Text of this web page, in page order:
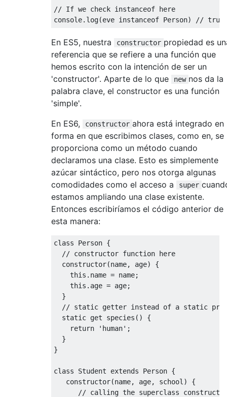
// If we check instanceof here
console. log(eve instanceof Person) // true
En ES5, nuestra constructor propiedad es
referencia que se refiere a una función que
hemos escrito con la intención de ser un
'constructor'. Aparte de lo que
new nos da la
palabra clave, el constructor es una función
'simple'.
En ES6,
constructor ahora está integrado en
forma en que escribimos clases, como en, se
proporciona como un método cuando
declaramos una clase. Esto es simplemente
azúcar sintáctico, pero nos otorga algunas
comodidades como el acceso a
super
estamos ampliando una clase existente.
Entonces escribiríamos el código anterior de
esta manera:
class Person {
// constructor function here
constructor(name, age)
{
this . name = name;
this . age = age;
}
// static getter instead of a static
static get species ()
{
return
'human' ;
}
}
class Student extends Person {
constructor(name, age, school )
{
// calling the superclass